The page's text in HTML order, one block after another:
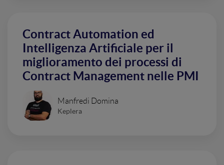
Contract Automation ed
Intelligenza Artificiale per il
miglioramento dei processi di
Contract Management nelle PMI
Manfredi Domina
Keplera